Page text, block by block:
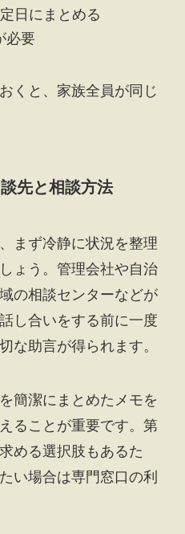
日にまとめる
必要
くと、家族全員が同じ
先と相談方法
まず冷静に状況を整理
ょう。管理会社や自治
の相談センターなどが
し合いをする前に一度
な助言が得られます。
簡潔にまとめたメモを
ることが重要です。第
める選択肢もあるた
い場合は専門窓口の利